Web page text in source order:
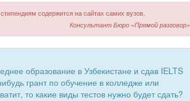
содержится на сайтах самих вузов.
Консультант Бюро «Прямой разговор»
образование в Узбекистане и сдав IELTS
грант по обучение в колледже или
то какие виды тестов нужно будет сдать?